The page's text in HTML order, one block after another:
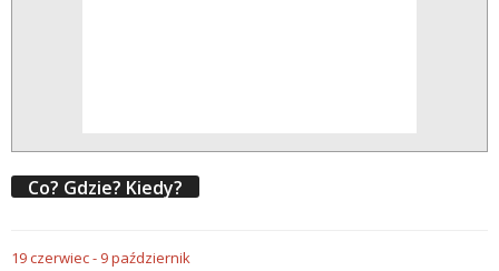
Co? Gdzie? Kiedy?
19czerwiec- 9październik